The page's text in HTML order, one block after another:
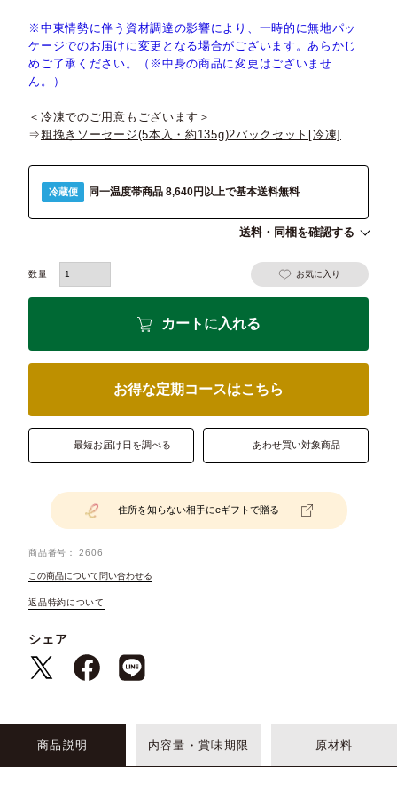
※中東情勢に伴う資材調達の影響により、一時的に無地パッ
ケージでのお届けに変更となる場合がございます。あらかじ
めご了承ください。（※中身の商品に変更はございませ
ん。）
＜冷凍でのご用意もございます＞
⇒粗挽きソーセージ(5本入・約135g)2パックセット[冷凍]
冷蔵便 同一温度帯商品 8,640円以上で基本送料無料
送料・同梱を確認する
お気に入り
カートに入れる
お得な定期コースはこちら
最短お届け日を調べる あわせ買い対象商品
住所を知らない相手にeギフトで贈る
商品番号 2606
この商品について問い合わせる
返品特約について
シェア
商品説明 内容量・賞味期限 原材料